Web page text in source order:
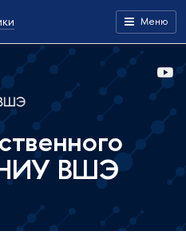
Меню
НИУ ВШЭ